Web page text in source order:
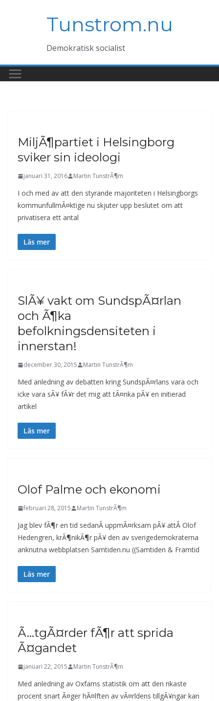
Tunstrom.nu
Demokratisk socialist
MiljÃ¶partiet i Helsingborg
sviker sin ideologi
januari 31, 2016 Martin TunstrÃ¶m
I och med av att den styrande majoriteten i Helsingborgs
kommunfullmÃ¤ktige nu skjuter upp beslutet om att
privatisera ett antal
Läs mer
SlÃ¥ vakt om SundspÃ¤rlan
och Ã¶ka
befolkningsdensiteten i
innerstan!
december 30, 2015 Martin TunstrÃ¶m
Med anledning av debatten kring SundspÃ¤rlans vara och
icke vara sÃ¥ fÃ¥r det mig att tÃ¤nka pÃ¥ en initierad
artikel
Läs mer
Olof Palme och ekonomi
februari 28, 2015 Martin TunstrÃ¶m
Jag blev fÃ¶r en tid sedanÂ uppmÃ¤rksam pÃ¥ attÂ Olof
Hedengren, krÃ¶nikÃ¶r pÃ¥ den av sverigedemokraterna
anknutna webbplatsen Samtiden.nu ((Samtiden & Framtid
Läs mer
Ã…tgÃ¤rder fÃ¶r att sprida
Ã¤gandet
januari 22, 2015 Martin TunstrÃ¶m
Med anledning av Oxfams statistik om att den rikaste
procent snart Ã¤ger hÃ¤lften av vÃ¤rldens tillgÃ¥ngar kan